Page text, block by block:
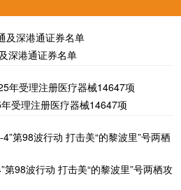
深港通证券名单
受理注册医疗器械14647项
第98波行动 打击美“的黎波里”号两栖攻